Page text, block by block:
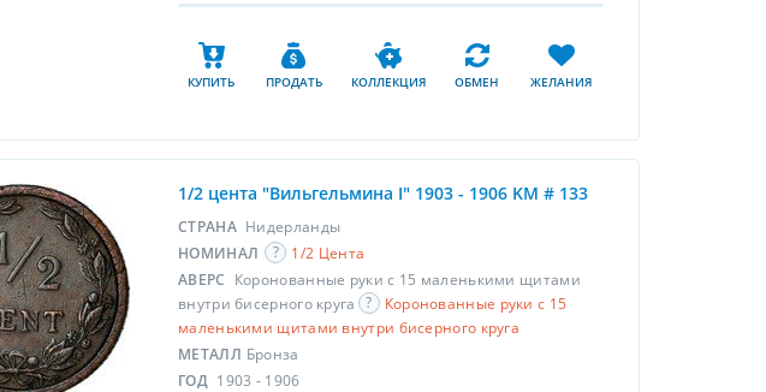
КУПИТЬ ПРОДАТЬ КОЛЛЕКЦИЯ ОБМЕН ЖЕЛАНИЯ
1/2 цента "Вильгельмина I" 1903 - 1906 KM # 133
СТРАНА Нидерланды
НОМИНАЛ
1/2 Цента
АВЕРС Коронованные руки с 15 маленькими щитами
внутри бисерного круга
Коронованные руки с 15
маленькими щитами внутри бисерного круга
МЕТАЛЛ Бронза
ГОД 1903 - 1906